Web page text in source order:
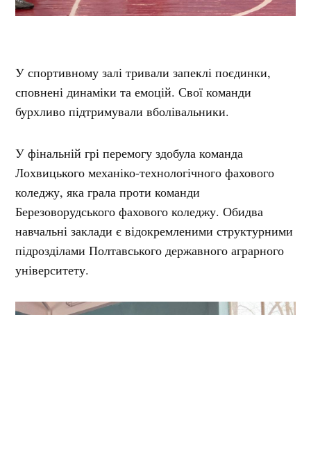
У спортивному залі тривали запеклі поєдинки,
сповнені динаміки та емоцій. Свої команди
бурхливо підтримували вболівальники.
У фінальній грі перемогу здобула команда
Лохвицького механіко-технологічного фахового
коледжу, яка грала проти команди
Березоворудського фахового коледжу. Обидва
навчальні заклади є відокремленими структурними
підрозділами Полтавського державного аграрного
університету.